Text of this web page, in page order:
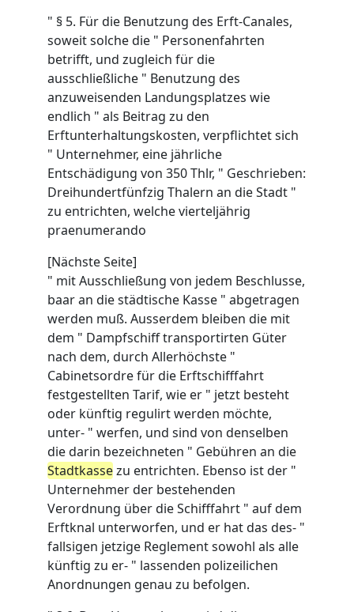
" § 5. Für die Benutzung des Erft-Canales,
soweit solche die " Personenfahrten
betrifft, und zugleich für die
ausschließliche " Benutzung des
anzuweisenden Landungsplatzes wie
endlich " als Beitrag zu den
Erftunterhaltungskosten, verpflichtet sich
" Unternehmer, eine jährliche
Entschädigung von 350 Thlr, " Geschrieben:
Dreihundertfünfzig Thalern an die Stadt "
zu entrichten, welche vierteljährig
praenumerando
[Nächste Seite]
" mit Ausschließung von jedem Beschlusse,
baar an die städtische Kasse " abgetragen
werden muß. Ausserdem bleiben die mit
dem " Dampfschiff transportirten Güter
nach dem, durch Allerhöchste "
Cabinetsordre für die Erftschifffahrt
festgestellten Tarif, wie er " jetzt besteht
oder künftig regulirt werden möchte,
unter- " werfen, und sind von denselben
die darin bezeichneten " Gebühren an die
Stadtkassezu entrichten. Ebenso ist der "
Unternehmer der bestehenden
Verordnung über die Schifffahrt " auf dem
Erftknal unterworfen, und er hat das des- "
fallsigen jetzige Reglement sowohl als alle
künftig zu er- " lassenden polizeilichen
Anordnungen genau zu befolgen.